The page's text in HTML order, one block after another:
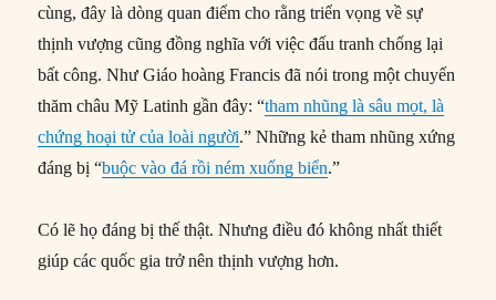
cùng, đây là dòng quan điểm cho rằng triển vọng về sự
thịnh vượng cũng đồng nghĩa với việc đấu tranh chống lại
bất công. Như Giáo hoàng Francis đã nói trong một chuyến
thăm châu Mỹ Latinh gần đây: “tham nhũng là sâu mọt, là
chứng hoại tử của loài người.” Những kẻ tham nhũng xứng
đáng bị “buộc vào đá rồi ném xuống biển.”
Có lẽ họ đáng bị thế thật. Nhưng điều đó không nhất thiết
giúp các quốc gia trở nên thịnh vượng hơn.